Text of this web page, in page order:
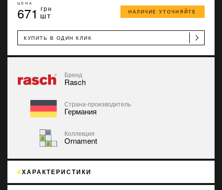
ЦЕНА
671 грн
шт НАЛИЧИЕ УТОЧНЯЙТЕ
КУПИТЬ В ОДИН КЛИК
Бренд
Rasch
Страна-производитель
Германия
Коллекция
Ornament
ХАРАКТЕРИСТИКИ